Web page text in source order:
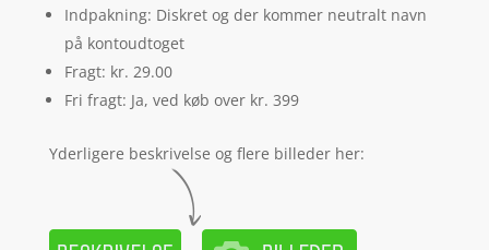
Indpakning: Diskret og der kommer neutralt navn
på kontoudtoget
Fragt: kr. 29.00
Fri fragt: Ja, ved køb over kr. 399
Yderligere beskrivelse og flere billeder her: